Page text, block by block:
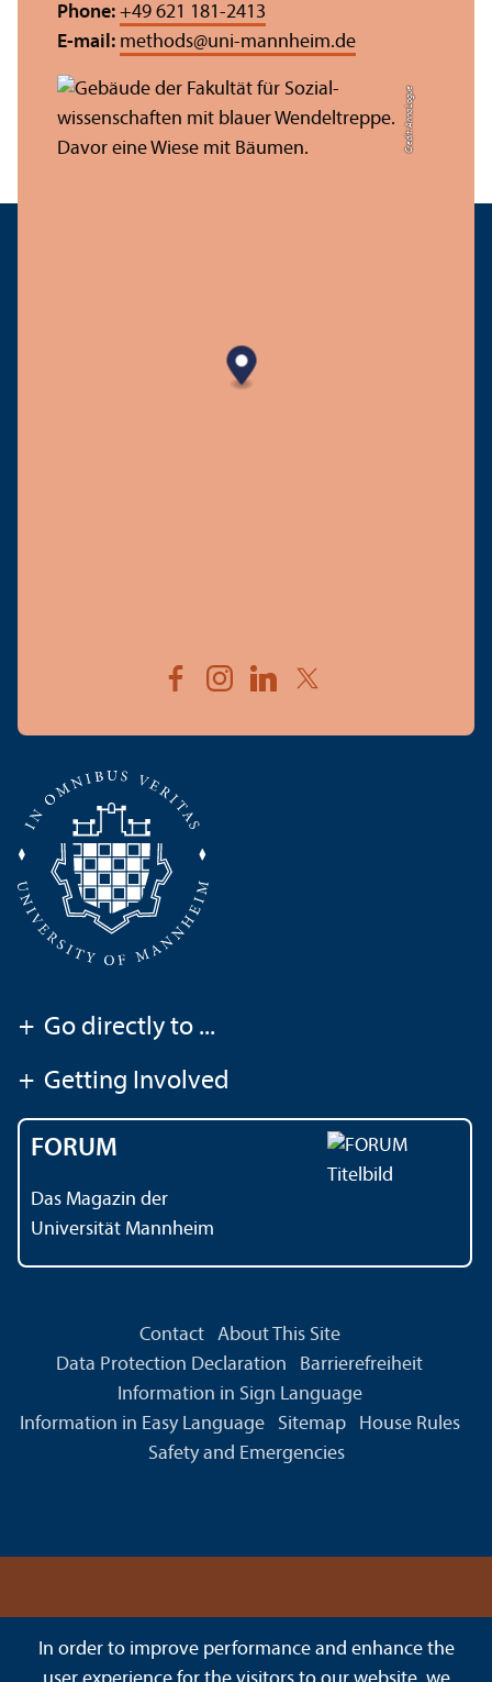
Credit: Anna Logue
Phone: +49 621 181-2413
E-mail: methods@uni-mannheim.de
+ Go directly to ...
+ Getting Involved
FORUM
Das Magazin der
Universität Mannheim
Contact
About This Site
Data Protection Declaration
Barrierefreiheit
Information in Sign Language
Information in Easy Language
Sitemap
House Rules
Safety and Emergencies
In order to improve performance and enhance the